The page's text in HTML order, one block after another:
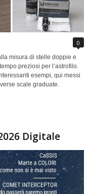
0
misura di stelle doppie e
preziosi per l’astrofilo.
esempi, qui messi
scale graduate.
Digitale